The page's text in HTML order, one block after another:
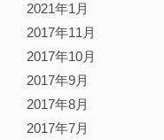
2021年1月
2017年11月
2017年10月
2017年9月
2017年8月
2017年7月